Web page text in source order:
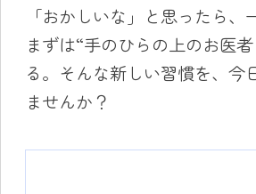
「おかしいな」と思ったら、
まずは“手のひらの上のお医
る。そんな新しい習慣を、今
ませんか？